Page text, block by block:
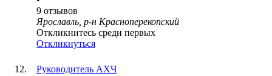
9 отзывов
Ярославль, р-н Красноперекопский
Откликнитесь среди первых
Откликнуться
Руководитель АХЧ